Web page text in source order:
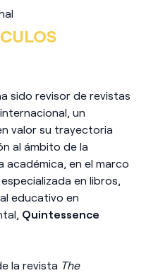
sido revisor de revistas
un
valor su trayectoria
al ámbito de la
académica, en el marco
en libros,
educativo en
Quintessence
la revista The